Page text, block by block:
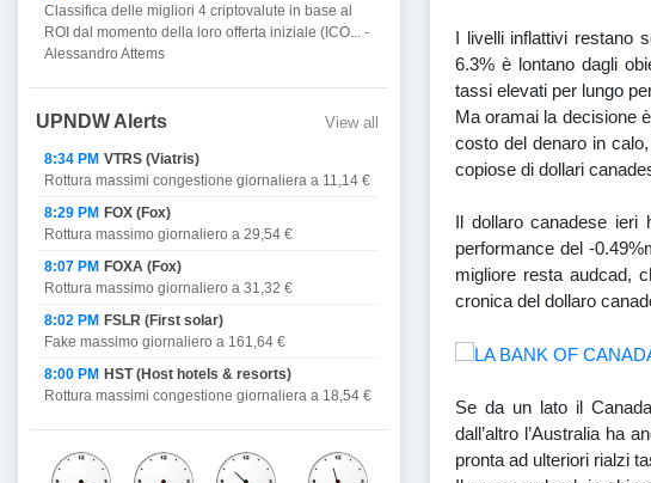
I livelli inflattivi restano
6.3% è lontano dagli
tassi elevati per lungo
Ma oramai la decisione
costo del denaro in
copiose di dollari
Il dollaro canadese ieri
performance del -
migliore resta audcad,
cronica del dollaro
Se da un lato il
dall’altro l’Australia ha
pronta ad ulteriori rialzi
Classifica delle migliori 4 criptovalute in base al
ROI dal momento della loro offerta iniziale (ICO... -
Alessandro Attems
UPNDW Alerts View all
8:34 PM VTRS (Viatris)
Rottura massimi congestione giornaliera a 11,14 €
8:29 PM FOX (Fox)
Rottura massimo giornaliero a 29,54 €
8:07 PM FOXA (Fox)
Rottura massimo giornaliero a 31,32 €
8:02 PM FSLR (First solar)
Fake massimo giornaliero a 161,64 €
8:00 PM HST (Host hotels & resorts)
Rottura massimi congestione giornaliera a 18,54 €